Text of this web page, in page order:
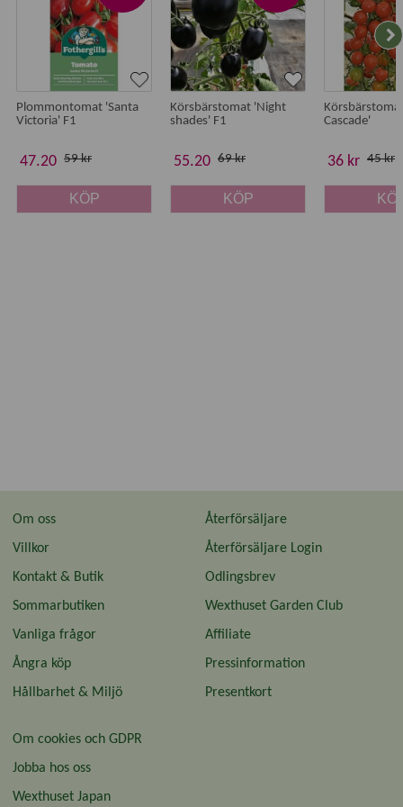
Plommontomat 'Santa
Victoria' F1
47.20 59 kr
KÖP
Körsbärstomat 'Night
shades' F1
55.20 69 kr
KÖP
Cascade'
36 kr 45 kr
Om oss
Villkor
Kontakt & Butik
Sommarbutiken
Vanliga frågor
Ångra köp
Hållbarhet & Miljö
Återförsäljare
Återförsäljare Login
Odlingsbrev
Wexthuset Garden Club
Affiliate
Pressinformation
Presentkort
Om cookies och GDPR
Jobba hos oss
Wexthuset Japan